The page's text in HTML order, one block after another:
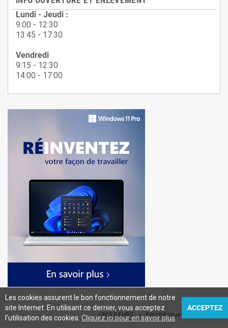
Lundi - Jeudi :
9:00 - 12:30
13:45 - 17:30
Vendredi
9:15 - 12:30
14:00 - 17:00
Périphériques

ONDULEURS
Les cookies assurent le bon fonctionnement de notre
site Internet. En utilisant ce dernier, vous acceptez
l'utilisation des cookies. Cliquez ici pour en savoir plus.
ACCEPTEZ